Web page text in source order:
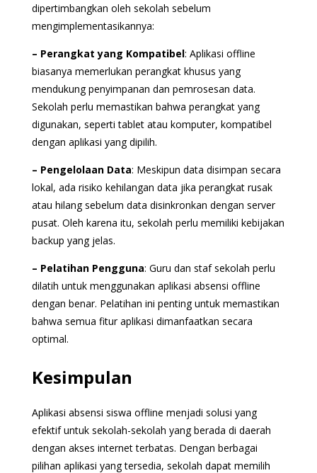
dipertimbangkan oleh sekolah sebelum
mengimplementasikannya:
– Perangkat yang Kompatibel: Aplikasi offline
biasanya memerlukan perangkat khusus yang
mendukung penyimpanan dan pemrosesan data.
Sekolah perlu memastikan bahwa perangkat yang
digunakan, seperti tablet atau komputer, kompatibel
dengan aplikasi yang dipilih.
– Pengelolaan Data: Meskipun data disimpan secara
lokal, ada risiko kehilangan data jika perangkat rusak
atau hilang sebelum data disinkronkan dengan server
pusat. Oleh karena itu, sekolah perlu memiliki kebijakan
backup yang jelas.
– Pelatihan Pengguna: Guru dan staf sekolah perlu
dilatih untuk menggunakan aplikasi absensi offline
dengan benar. Pelatihan ini penting untuk memastikan
bahwa semua fitur aplikasi dimanfaatkan secara
optimal.
Kesimpulan
Aplikasi absensi siswa offline menjadi solusi yang
efektif untuk sekolah-sekolah yang berada di daerah
dengan akses internet terbatas. Dengan berbagai
pilihan aplikasi yang tersedia, sekolah dapat memilih